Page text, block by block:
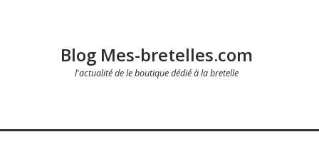
Blog Mes-bretelles.com
l'actualité de le boutique dédié à la bretelle